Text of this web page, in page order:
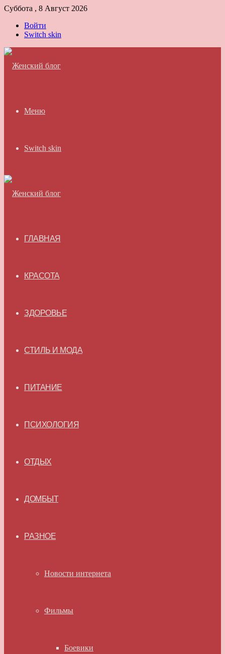
Суббота , 8 Август 2026
Войти
Switch skin
Меню
Switch skin
ГЛАВНАЯ
КРАСОТА
ЗДОРОВЬЕ
СТИЛЬ И МОДА
ПИТАНИЕ
ПСИХОЛОГИЯ
ОТДЫХ
ДОМБЫТ
РАЗНОЕ
Новости интернета
Фильмы
Боевики